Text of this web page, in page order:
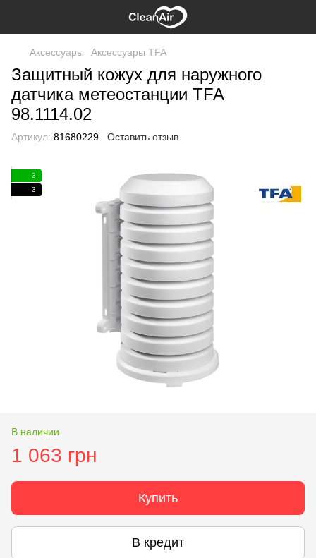
Аксессуары Аксессуары TFA
Защитный кожух для наружного
датчика метеостанции TFA
98.1114.02
Артикул: 81680229 Оставить отзыв
3
3
В наличии
1 063 грн
Купить
В кредит